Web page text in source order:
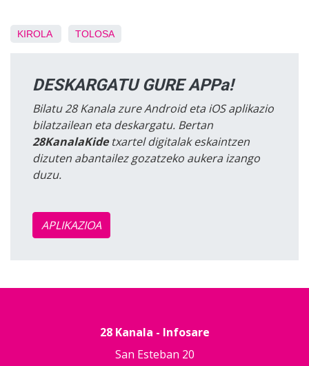
KIROLA TOLOSA
DESKARGATU GURE APPa!
Bilatu 28 Kanala zure Android eta iOS aplikazio
bilatzailean eta deskargatu. Bertan
28KanalaKidetxartel digitalak eskaintzen
dizuten abantailez gozatzeko aukera izango
duzu.
APLIKAZIOA
28 Kanala - Infosare
San Esteban 20